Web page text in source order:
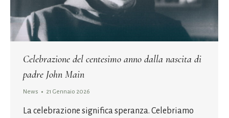
Celebrazione del centesimo anno dalla nascita di
padre John Main
News 21 Gennaio 2026
La celebrazione significa speranza. Celebriamo